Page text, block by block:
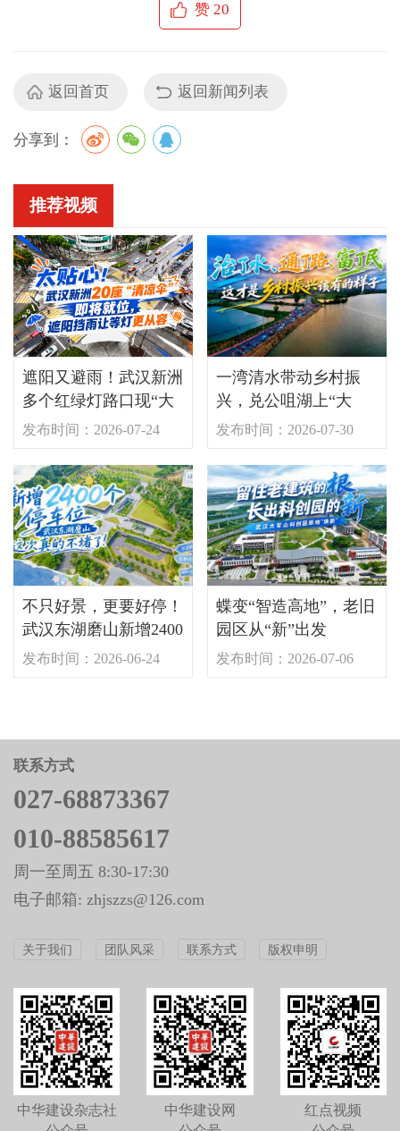
赞 20
返回首页 返回新闻列表
分享到：
推荐视频
遮阳又避雨！武汉新洲
多个红绿灯路口现“大
伞”
发布时间：2026-07-24
一湾清水带动乡村振
兴，兑公咀湖上“大
分”！
发布时间：2026-07-30
不只好景，更要好停！
武汉东湖磨山新增2400
个车位
发布时间：2026-06-24
蝶变“智造高地”，老旧
园区从“新”出发
发布时间：2026-07-06
联系方式
027-68873367
010-88585617
周一至周五 8:30-17:30
电子邮箱: zhjszzs@126.com
关于我们 团队风采 联系方式 版权申明
中华建设杂志社
中华建设网
红点视频